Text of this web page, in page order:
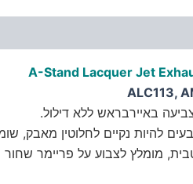
A-Stand Lacquer Jet
באיירבראש ללא דילול.
להיות נקיים לחלוטין מאבק,
מומלץ לצבוע על פריימר שחור